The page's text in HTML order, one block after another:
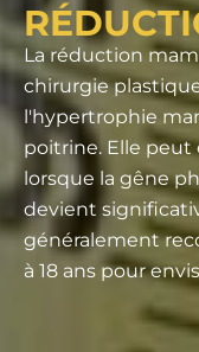
La réduction
chirurgie
l'hypertrophie
poitrine. Elle peut
lorsque la gêne
devient
généralement
à 18 ans pour